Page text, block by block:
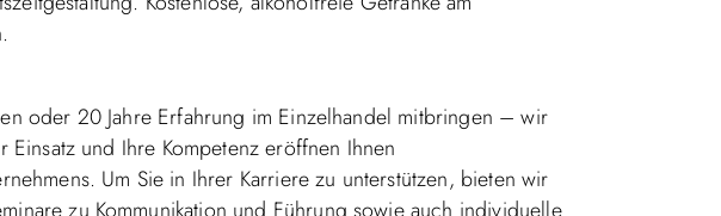
oder 20 Jahre Erfahrung im Einzelhandel mitbringen – wir
und Ihre Kompetenz eröffnen Ihnen
Um Sie in Ihrer Karriere zu unterstützen, bieten wir
zu Kommunikation und Führung sowie auch individuelle